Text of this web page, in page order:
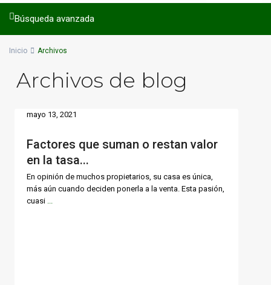
Búsqueda avanzada
Inicio Archivos
Archivos de blog
Factores que suman o restan valor
en la tasa...
mayo 13, 2021
En opinión de muchos propietarios, su casa es única,
más aún cuando deciden ponerla a la venta. Esta pasión,
cuasi ...